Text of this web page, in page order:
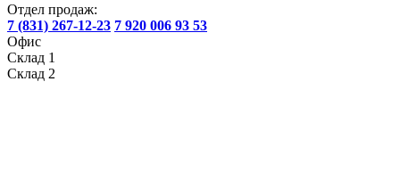
Отдел продаж:
7 (831) 267-12-23 7 920 006 93 53
Офис
Склад 1
Склад 2